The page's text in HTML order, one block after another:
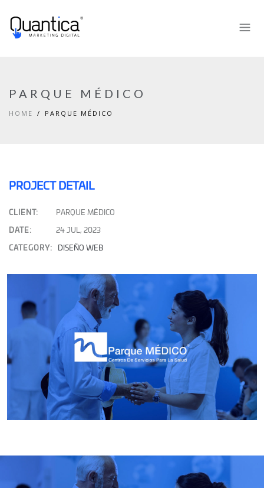
PARQUE MÉDICO
HOME PARQUE MÉDICO
PROJECT DETAIL
CLIENT: PARQUE MÉDICO
DATE: 24 JUL, 2023
CATEGORY: DISEÑO WEB